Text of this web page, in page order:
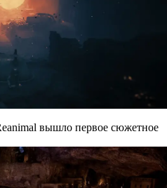
вышло первое сюжетное